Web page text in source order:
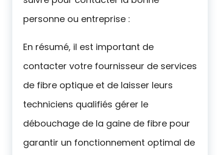
personne ou entreprise :
En résumé, il est important de
contacter votre fournisseur de services
de fibre optique et de laisser leurs
techniciens qualifiés gérer le
débouchage de la gaine de fibre pour
garantir un fonctionnement optimal de